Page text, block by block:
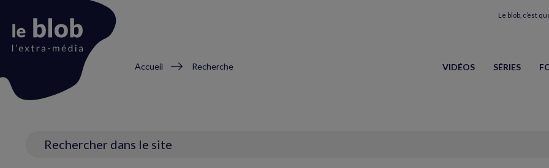
Le blob, c’est
VIDÉOS SÉRIES
Fil
Accueil Recherche